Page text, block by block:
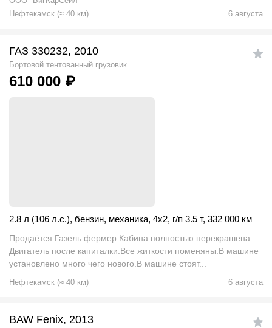
Нефтекамск (≈ 40 км) 6 августа
ГАЗ 330232, 2010
Бортовой тентованный грузовик
610 000 ₽
2.8 л (106 л.с.), бензин, механика, 4x2, г/п 3.5 т, 332 000 км
Продаётся Газель фермер.Кабина полностью перекрашена.
Двигатель после капиталки.Все житкости поменяны.В машине
установлено много чего нового.В машине стоят...
Нефтекамск (≈ 40 км) 6 августа
BAW Fenix, 2013